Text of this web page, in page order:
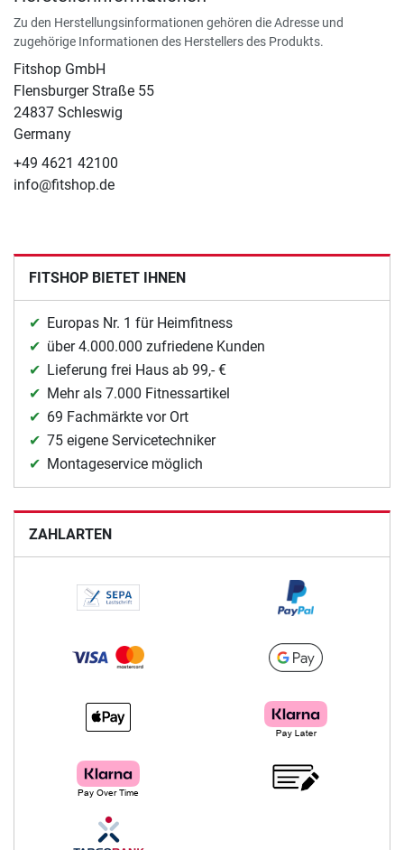
Zu den Herstellungsinformationen gehören die Adresse und
zugehörige Informationen des Herstellers des Produkts.
Fitshop GmbH
Flensburger Straße 55
24837 Schleswig
Germany
+49 4621 42100
info@fitshop.de
FITSHOP BIETET IHNEN
Europas Nr. 1 für Heimfitness
über 4.000.000 zufriedene Kunden
Lieferung frei Haus ab 99,- €
Mehr als 7.000 Fitnessartikel
69 Fachmärkte vor Ort
75 eigene Servicetechniker
Montageservice möglich
ZAHLARTEN